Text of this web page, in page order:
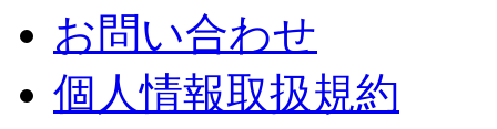
お問い合わせ
個人情報取扱規約